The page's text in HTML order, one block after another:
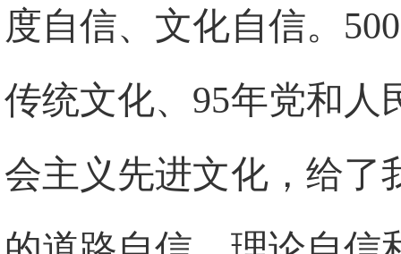
度自信、文化自信。
传统文化、95年党和人
会主义先进文化，给了